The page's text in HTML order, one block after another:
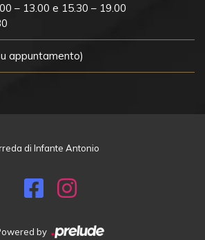
– 13.00 e 15.30 – 19.00
appuntamento)
di Infante Antonio
by